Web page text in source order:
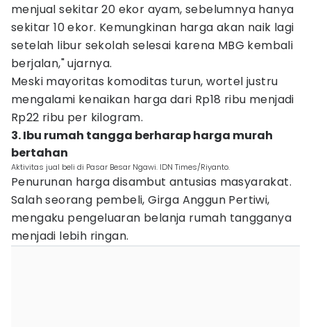
menjual sekitar 20 ekor ayam, sebelumnya hanya
sekitar 10 ekor. Kemungkinan harga akan naik lagi
setelah libur sekolah selesai karena MBG kembali
berjalan," ujarnya.
Meski mayoritas komoditas turun, wortel justru
mengalami kenaikan harga dari Rp18 ribu menjadi
Rp22 ribu per kilogram.
3. Ibu rumah tangga berharap harga murah
bertahan
Aktivitas jual beli di Pasar Besar Ngawi. IDN Times/Riyanto.
Penurunan harga disambut antusias masyarakat.
Salah seorang pembeli, Girga Anggun Pertiwi,
mengaku pengeluaran belanja rumah tangganya
menjadi lebih ringan.